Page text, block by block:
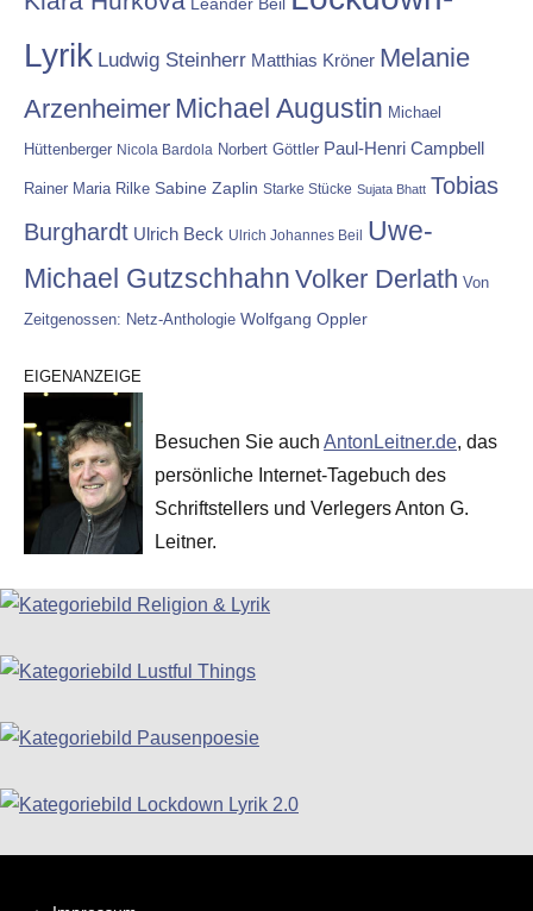
Lyrik Ludwig Steinherr Matthias Kröner Melanie
Arzenheimer Michael Augustin Michael
Hüttenberger Nicola Bardola Norbert Göttler Paul-Henri Campbell
Rainer Maria Rilke Sabine Zaplin Starke Stücke Sujata Bhatt Tobias
Burghardt Ulrich Beck Ulrich Johannes Beil Uwe-
Michael Gutzschhahn Volker Derlath Von
Zeitgenossen: Netz-Anthologie Wolfgang Oppler
EIGENANZEIGE
Besuchen Sie auch AntonLeitner.de, das
persönliche Internet-Tagebuch des
Schriftstellers und Verlegers Anton G.
Leitner.